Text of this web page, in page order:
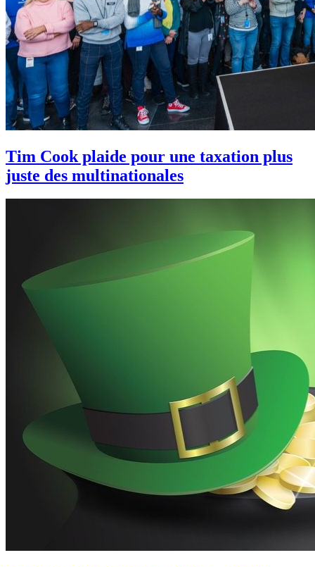
Tim Cook plaide pour une taxation plus
juste des multinationales